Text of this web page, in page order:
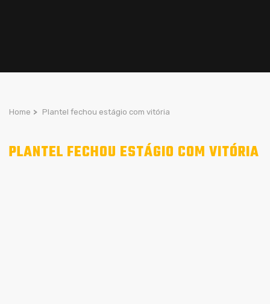
Home > Plantel fechou estágio com vitória
PLANTEL FECHOU ESTÁGIO COM VITÓRIA